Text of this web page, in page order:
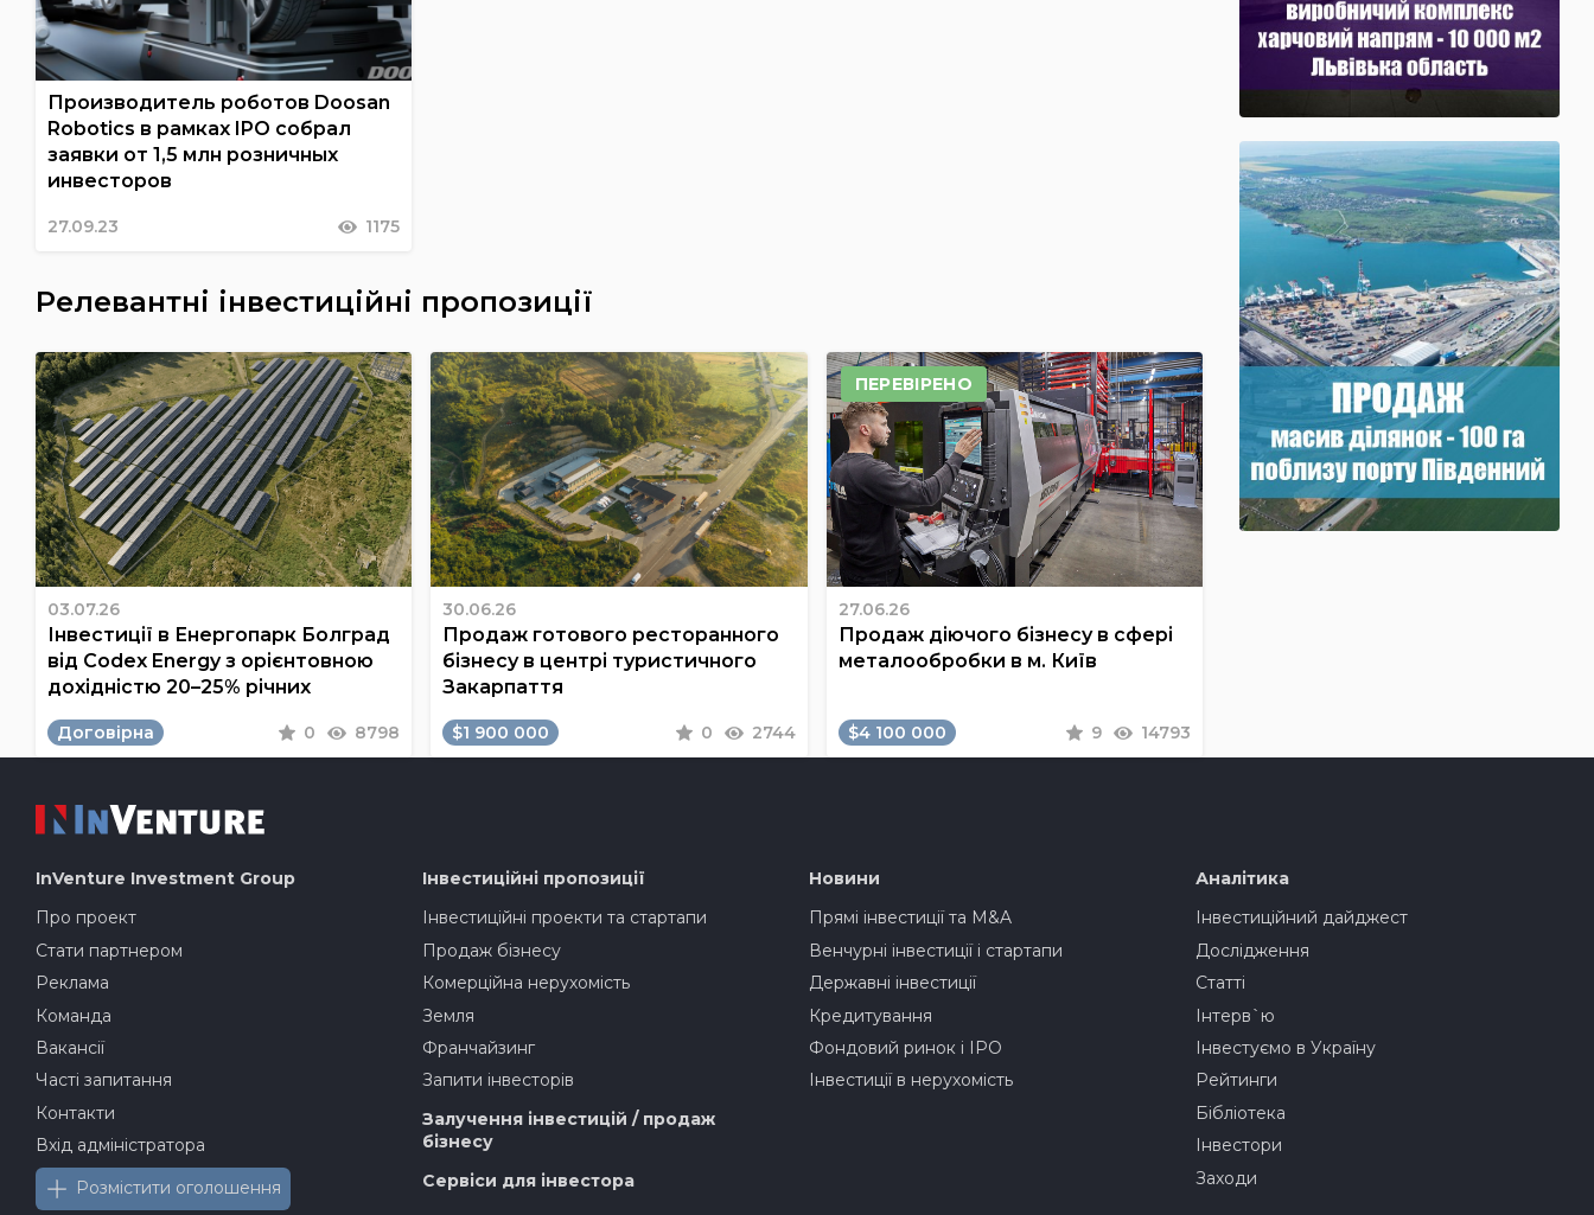
Производитель роботов Doosan
Robotics в рамках IPO собрал
заявки от 1,5 млн розничных
инвесторов
27.09.23 1175
Релевантні інвестиційні пропозиції
03.07.26
Інвестиції в Енергопарк Болград
від Codex Energy з орієнтовною
дохідністю 20–25% річних
Договірна 0 8798
30.06.26
Продаж готового ресторанного
бізнесу в центрі туристичного
Закарпаття
$1 900 000 0 2744
ПЕРЕВІРЕНО
27.06.26
Продаж діючого бізнесу в сфері
металообробки в м. Київ
$4 100 000 9 14793
InVenture Investment Group
Про проект
Стати партнером
Реклама
Команда
Вакансії
Часті запитання
Контакти
Вхід адміністратора
Розмістити оголошення
Інвестиційні пропозиції
Інвестиційні проекти та стартапи
Продаж бізнесу
Комерційна нерухомість
Земля
Франчайзинг
Запити інвесторів
Залучення інвестицій / продаж
бізнесу
Сервіси для інвестора
Новини
Прямі інвестиції та M&A
Венчурні інвестиції і стартапи
Державні інвестиції
Кредитування
Фондовий ринок і IPO
Інвестиції в нерухомість
Аналітика
Інвестиційний дайджест
Дослідження
Статті
Інтерв`ю
Інвестуємо в Україну
Рейтинги
Бібліотека
Інвестори
Заходи